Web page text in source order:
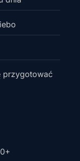
przygotować